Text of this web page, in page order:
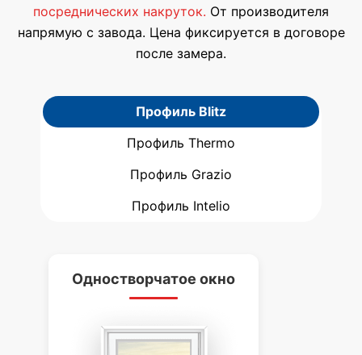
посреднических накруток. От производителя
напрямую с завода. Цена фиксируется в договоре
после замера.
Профиль Blitz
Профиль Thermo
Профиль Grazio
Профиль Intelio
Одностворчатое окно